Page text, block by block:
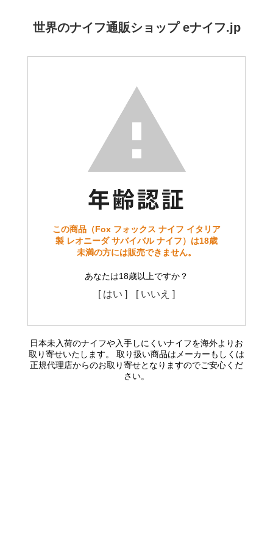
世界のナイフ通販ショップ eナイフ.jp
この商品（Fox フォックス ナイフ イタリア
製 レオニーダ サバイバル ナイフ）は18歳
未満の方には販売できません。
あなたは18歳以上ですか？
[ はい ] [ いいえ ]
日本未入荷のナイフや入手しにくいナイフを海外よりお
取り寄せいたします。 取り扱い商品はメーカーもしくは
正規代理店からのお取り寄せとなりますのでご安心くだ
さい。